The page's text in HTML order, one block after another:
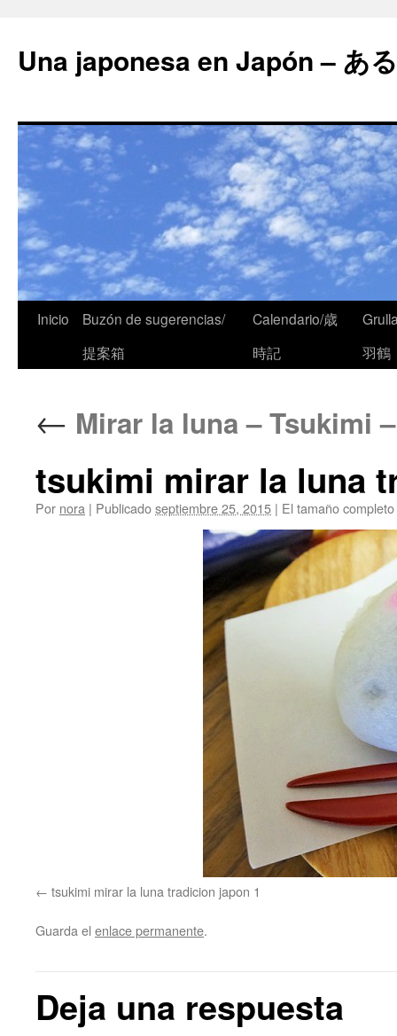
Una japonesa en Japón – あ
Inicio
Buzón de sugerencias/
提案箱
Calendario/歳
時記
羽鶴
← Mirar la luna – Tsukimi
tsukimi mirar la luna
Por nora | Publicadoseptiembre 25, 2015 | El tamaño
tsukimi mirar la luna tradicion japon 1
Guarda el enlace permanente.
Deja una respuesta